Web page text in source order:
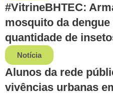
#VitrineBHTEC:
mosquito da
quantidade de
Notícia
Alunos da rede
vivências urbanas